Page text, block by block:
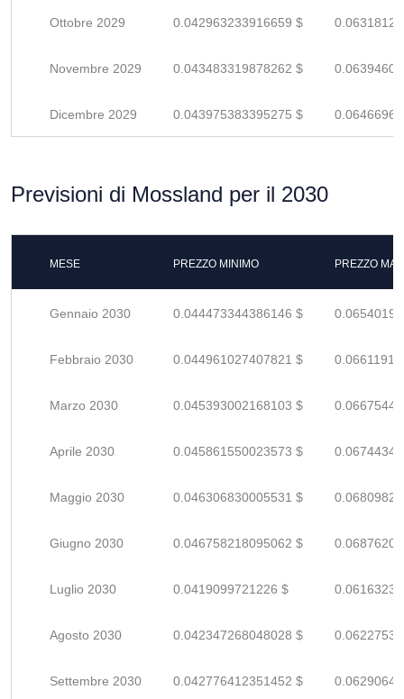
Ottobre 2029 0.042963233916659 $
Novembre 2029 0.043483319878262 $
Dicembre 2029 0.043975383395275 $
Previsioni di Mossland per il 2030
MESE PREZZO MINIMO PREZZO
Gennaio 2030 0.044473344386146 $
Febbraio 2030 0.044961027407821 $
Marzo 2030 0.045393002168103 $
Aprile 2030 0.045861550023573 $
Maggio 2030 0.046306830005531 $
Giugno 2030 0.046758218095062 $
Luglio 2030 0.0419099721226 $
Agosto 2030 0.042347268048028 $
Settembre 2030 0.042776412351452 $